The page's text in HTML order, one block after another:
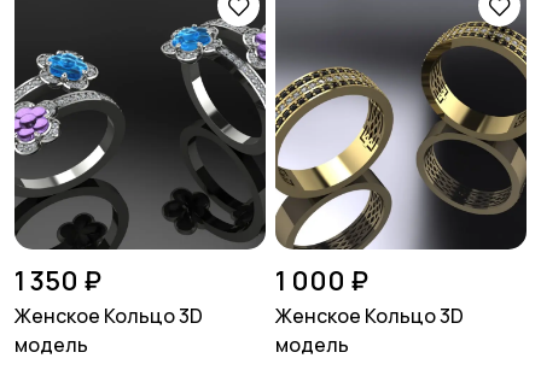
1 350 ₽
Женское Кольцо 3D
модель
1 000 ₽
Женское Кольцо 3D
модель